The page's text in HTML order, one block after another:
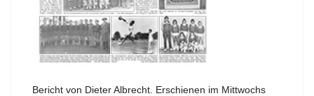
Bericht von Dieter Albrecht. Erschienen im Mittwochs